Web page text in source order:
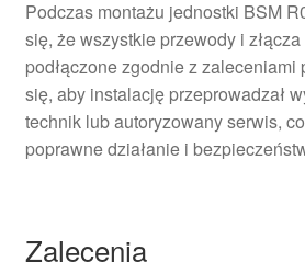
Podczas montażu jednostki BSM
się, że wszystkie przewody i
podłączone zgodnie z zaleceniami
się, aby instalację przeprowadzał
technik lub autoryzowany serwis,
poprawne działanie i
Zalecenia